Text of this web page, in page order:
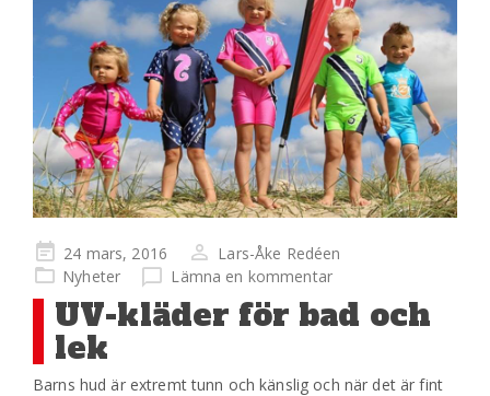
Publicerad
på
24 mars, 2016
Lars-Åke Redéen
Nyheter
Lämna en kommentar
UV-kläder för bad och
lek
Barns hud är extremt tunn och känslig och när det är fint